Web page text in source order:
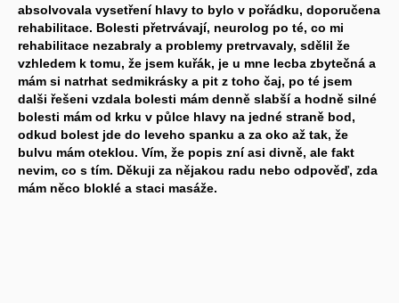
absolvovala vysetření hlavy to bylo v pořádku, doporučena
rehabilitace. Bolesti přetrvávají, neurolog po té, co mi
rehabilitace nezabraly a problemy pretrvavaly, sdělil že
vzhledem k tomu, že jsem kuřák, je u mne lecba zbytečná a
mám si natrhat sedmikrásky a pit z toho čaj, po té jsem
dalši řešeni vzdala bolesti mám denně slabší a hodně silné
bolesti mám od krku v půlce hlavy na jedné straně bod,
odkud bolest jde do leveho spanku a za oko až tak, že
bulvu mám oteklou. Vím, že popis zní asi divně, ale fakt
nevim, co s tím. Děkuji za nějakou radu nebo odpověď, zda
mám něco bloklé a staci masáže.